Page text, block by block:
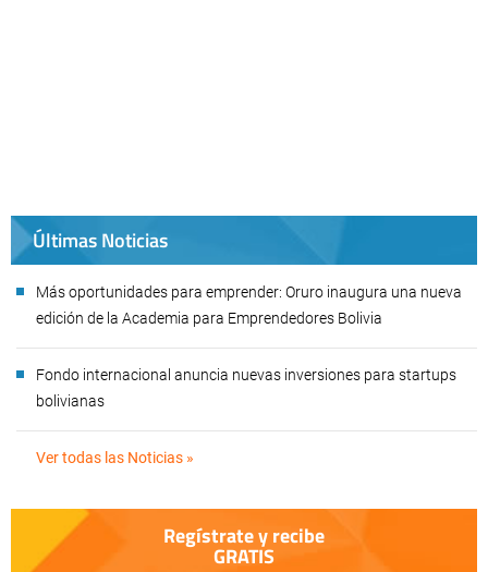
Últimas Noticias
Más oportunidades para emprender: Oruro inaugura una nueva
edición de la Academia para Emprendedores Bolivia
Fondo internacional anuncia nuevas inversiones para startups
bolivianas
Ver todas las Noticias »
Regístrate y recibe
GRATIS